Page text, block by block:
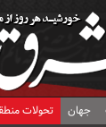
جهان تحولات